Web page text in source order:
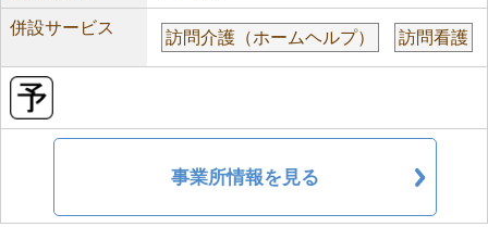
併設サービス
訪問介護（ホームヘルプ） 訪問看護
事業所情報を見る